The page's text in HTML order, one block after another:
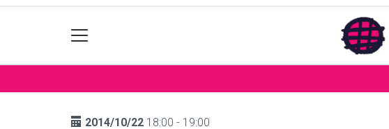
2014/10/22 18:00 - 19:00